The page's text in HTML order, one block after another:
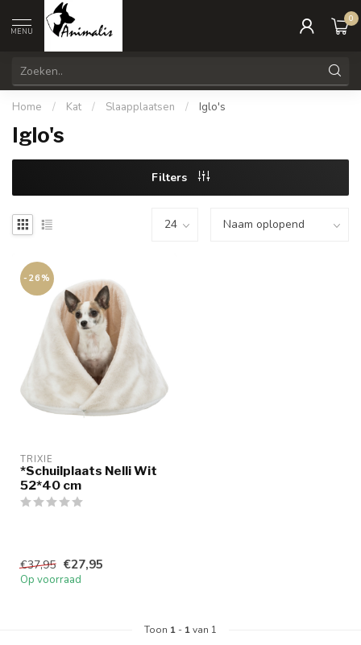
MENU
0
Home / Kat / Slaapplaatsen / Iglo's
Iglo's
Filters
-26%
TRIXIE
*Schuilplaats Nelli Wit
52*40 cm
€37,95 €27,95
Op voorraad
Toon 1 - 1van 1